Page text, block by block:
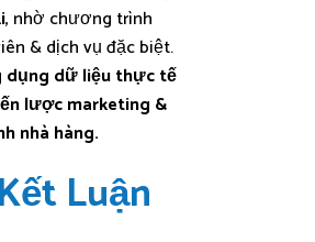
, nhờ chương trình
& dịch vụ đặc biệt.
dụng dữ liệu thực tế
lược marketing &
nhà hàng.
Kết Luận